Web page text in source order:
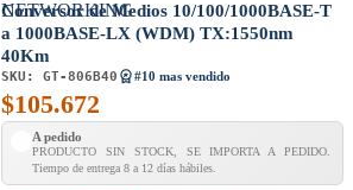
Conversor de Medios 10/100/1000BASE-T
a 1000BASE-LX (WDM) TX:1550nm
40Km
SKU: GT-806B40 #10 mas vendido
$105.672
A pedido
PRODUCTO SIN STOCK, SE IMPORTA A PEDIDO.
Tiempo de entrega 8 a 12 días hábiles.